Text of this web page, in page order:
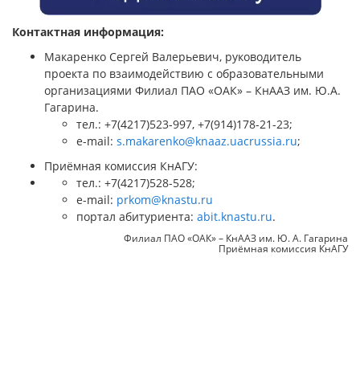
Контактная информация:
Макаренко Сергей Валерьевич, руководитель
проекта по взаимодействию с образовательными
организациями Филиал ПАО «ОАК» – КнААЗ им. Ю.А.
Гагарина.
тел.: +7(4217)523-997, +7(914)178-21-23;
e-mail: s.makarenko@knaaz.uacrussia.ru;
Приёмная комиссия КнАГУ:
тел.: +7(4217)528-528;
e-mail: prkom@knastu.ru
портал абитуриента: abit.knastu.ru.
Филиал ПАО «ОАК» – КнААЗ им. Ю. А. Гагарина
Приёмная комиссия КнАГУ